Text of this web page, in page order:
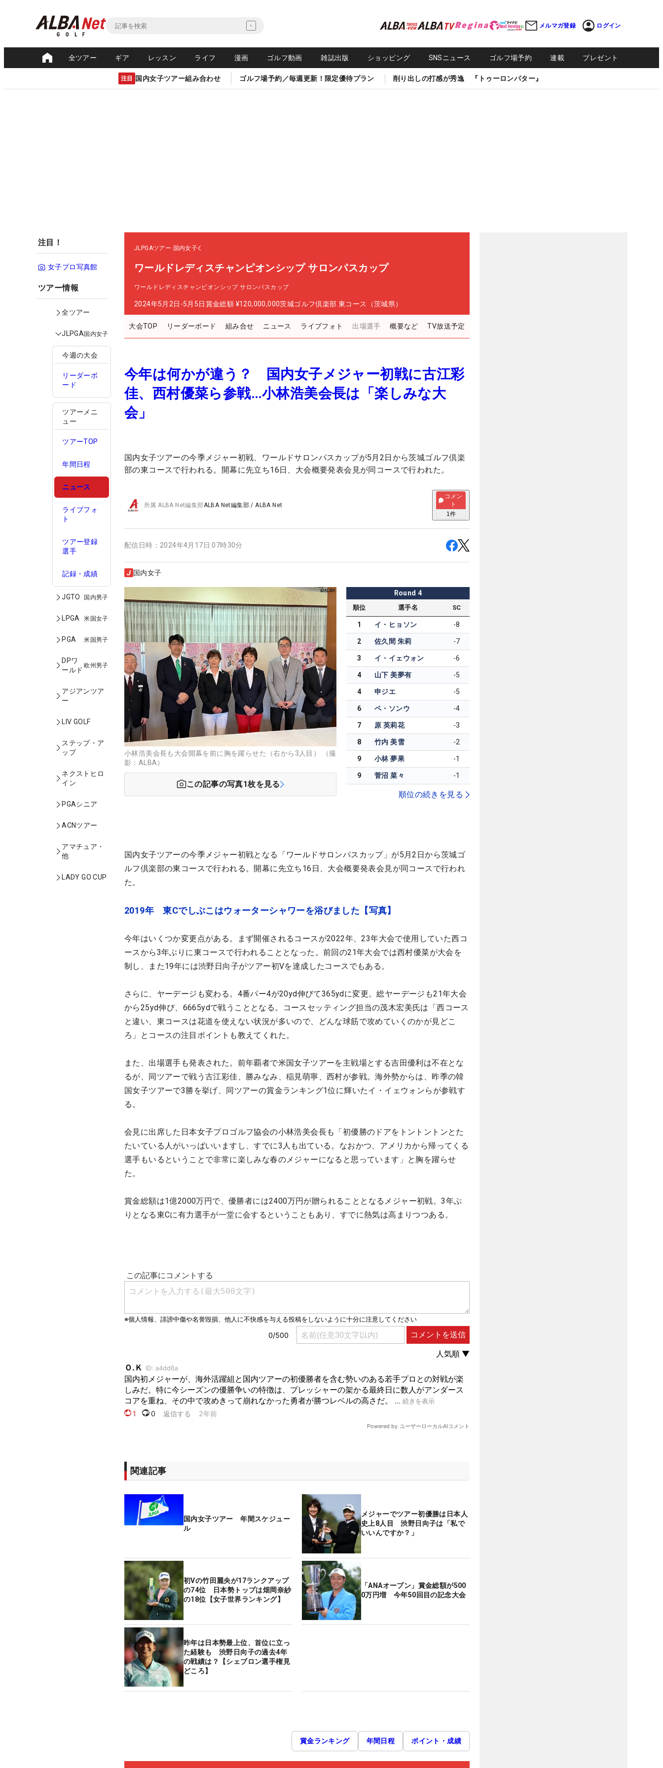
メルマガ登録 ログイン
全ツアー ギア レッスン ライフ 漫画 ゴルフ動画 雑誌出版 ショッピング SNSニュース ゴルフ場予約 連載 プレゼント
注目 国内女子ツアー組み合わせ ゴルフ場予約／毎週更新！限定優待プラン 削り出しの打感が秀逸 『トゥーロンパター』
注目！
女子プロ写真館
ツアー情報
全ツアー
JLPGA国内女子
今週の大会
リーダーボ
ード
ツアーメニ
ュー
ツアーTOP
年間日程
ニュース
ライブフォ
ト
ツアー登録
選手
記録・成績
JGTO 国内男子
LPGA 米国女子
PGA 米国男子
DPワ
ールド
欧州男子
アジアンツア
ー
LIV GOLF
ステップ・ア
ップ
ネクストヒロ
イン
PGAシニア
ACNツアー
アマチュア・
他
LADY GO CUP
JLPGAツアー 国内女子
ワールドレディスチャンピオンシップ サロンパスカップ
ワールドレディスチャンピオンシップ サロンパスカップ
2024年5月2日-5月5日賞金総額 ¥120,000,000茨城ゴルフ倶楽部 東コース（茨城県）
大会TOP リーダーボード 組み合せ ニュース ライブフォト 出場選手 概要など TV放送予定
今年は何かが違う？ 国内女子メジャー初戦に古江彩
佳、西村優菜ら参戦…小林浩美会長は「楽しみな大
会」
国内女子ツアーの今季メジャー初戦、ワールドサロンパスカップが5月2日から茨城ゴルフ倶楽
部の東コースで行われる。開幕に先立ち16日、大会概要発表会見が同コースで行われた。
所属ALBA Net編集部ALBA Net編集部 /ALBA Net
コメン
ト
1件
配信日時： 2024年4月17日 07時30分
国内女子
小林浩美会長も大会開幕を前に胸を躍らせた（右から3人目） （撮
影：ALBA）
この記事の写真1枚を見る
Round 4
順位 選手名 SC
1 イ・ヒョソン -8
2 佐久間 朱莉 -7
3 イ・イェウォン -6
4 山下 美夢有 -5
4 申ジエ -5
6 ペ・ソンウ -4
7 原 英莉花 -3
8 竹内 美雪 -2
9 小林 夢果 -1
9 菅沼 菜々 -1
順位の続きを見る
国内女子ツアーの今季メジャー初戦となる「ワールドサロンパスカップ」が5月2日から茨城ゴ
ルフ倶楽部の東コースで行われる。開幕に先立ち16日、大会概要発表会見が同コースで行われ
た。
2019年 東Cでしぶこはウォーターシャワーを浴びました【写真】
今年はいくつか変更点がある。まず開催されるコースが2022年、23年大会で使用していた西コ
ースから3年ぶりに東コースで行われることとなった。前回の21年大会では西村優菜が大会を
制し、また19年には渋野日向子がツアー初Vを達成したコースでもある。
さらに、ヤーデージも変わる。4番パー4が20yd伸びて365ydに変更。総ヤーデージも21年大会
から25yd伸び、6665ydで戦うこととなる。コースセッティング担当の茂木宏美氏は「西コース
と違い、東コースは花道を使えない状況が多いので、どんな球筋で攻めていくのかが見どこ
ろ」とコースの注目ポイントも教えてくれた。
また、出場選手も発表された。前年覇者で米国女子ツアーを主戦場とする吉田優利は不在とな
るが、同ツアーで戦う古江彩佳、勝みなみ、稲見萌寧、西村が参戦。海外勢からは、昨季の韓
国女子ツアーで3勝を挙げ、同ツアーの賞金ランキング1位に輝いたイ・イェウォンらが参戦す
る。
会見に出席した日本女子プロゴルフ協会の小林浩美会長も「初優勝のドアをトントントンとた
たいている人がいっぱいいますし、すでに3人も出ている。なおかつ、アメリカから帰ってくる
選手もいるということで非常に楽しみな春のメジャーになると思っています」と胸を躍らせ
た。
賞金総額は1億2000万円で、優勝者には2400万円が贈られることとなるメジャー初戦。3年ぶ
りとなる東Cに有力選手が一堂に会するということもあり、すでに熱気は高まりつつある。
関連記事
国内女子ツアー 年間スケジュー
ル
メジャーでツアー初優勝は日本人
史上8人目 渋野日向子は「私で
いいんですか？」
初Vの竹田麗央が17ランクアップ
の74位 日本勢トップは畑岡奈紗
の18位【女子世界ランキング】
「ANAオープン」賞金総額が500
0万円増 今年50回目の記念大会
昨年は日本勢最上位、首位に立っ
た経験も 渋野日向子の過去4年
の戦績は？【シェブロン選手権見
どころ】
賞金ランキング 年間日程 ポイント・成績